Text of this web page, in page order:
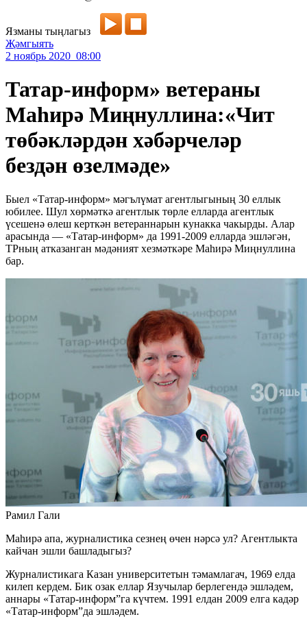
Язманы тыңлагыз
Җәмгыять
2 ноябрь 2020 08:00
Татар-информ» ветераны
Маһирә Миңнуллина:«Чит
төбәкләрдән хәбәрчеләр
бездән өзелмәде»
Быел «Татар-информ» мәгълүмат агентлыгының 30 еллык
юбилее. Шул хөрмәткә агентлык төрле елларда агентлык
үсешенә өлеш керткән ветераннарын кунакка чакырды. Алар
арасында — «Татар-информ» да 1991-2009 елларда эшләгән,
ТРның атказанган мәдәният хезмәткәре Маһирә Миңнуллина
бар.
Рамил Гали
Маһирә апа, журналистика сезнең өчен нәрсә ул? Агентлыкта
кайчан эшли башладыгыз?
Журналистикага Казан университетын тәмамлагач, 1969 елда
килеп кердем. Бик озак еллар Язучылар берлегендә эшләдем,
аннары «Татар-информ”га күчтем. 1991 елдан 2009 елга кадәр
«Татар-информ”да эшләдем.